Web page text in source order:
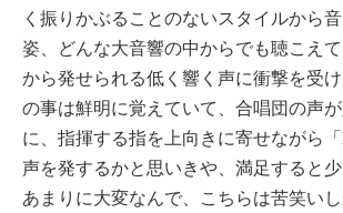
く振りかぶることのないスタイルから
姿、どんな大音響の中からでも聴こえ
から発せられる低く響く声に衝撃を受
の事は鮮明に覚えていて、合唱団の声
に、指揮する指を上向きに寄せながら
声を発するかと思いきや、満足すると少
あまりに大変なんで、こちらは苦笑い